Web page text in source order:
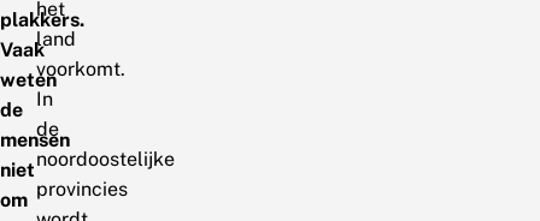
plakkers.
Vaak
weten
de
mensen
niet
om
het
land
voorkomt.
In
de
noordoostelijke
provincies